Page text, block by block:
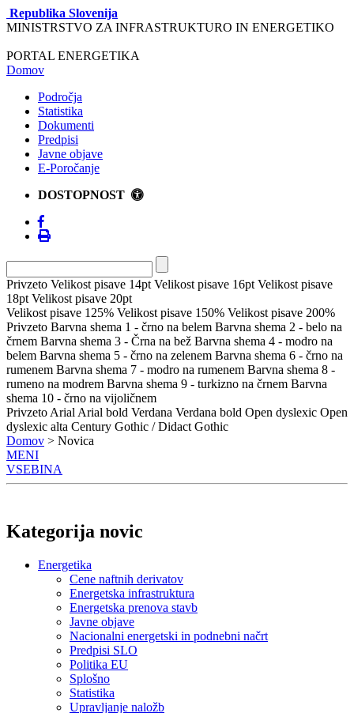
Republika Slovenija
MINISTRSTVO ZA INFRASTRUKTURO IN ENERGETIKO
PORTAL ENERGETIKA
Domov
Področja
Statistika
Dokumenti
Predpisi
Javne objave
E-Poročanje
DOSTOPNOST
Privzeto Velikost pisave 14pt Velikost pisave 16pt Velikost pisave
18pt Velikost pisave 20pt
Velikost pisave 125% Velikost pisave 150% Velikost pisave 200%
Privzeto Barvna shema 1 - črno na belem Barvna shema 2 - belo na
črnem Barvna shema 3 - Črna na bež Barvna shema 4 - modro na
belem Barvna shema 5 - črno na zelenem Barvna shema 6 - črno na
rumenem Barvna shema 7 - modro na rumenem Barvna shema 8 -
rumeno na modrem Barvna shema 9 - turkizno na črnem Barvna
shema 10 - črno na vijoličnem
Privzeto Arial Arial bold Verdana Verdana bold Open dyslexic Open
dyslexic alta Century Gothic / Didact Gothic
Domov > Novica
MENI
VSEBINA
Kategorija novic
Energetika
Cene naftnih derivatov
Energetska infrastruktura
Energetska prenova stavb
Javne objave
Nacionalni energetski in podnebni načrt
Predpisi SLO
Politika EU
Splošno
Statistika
Upravljanje naložb